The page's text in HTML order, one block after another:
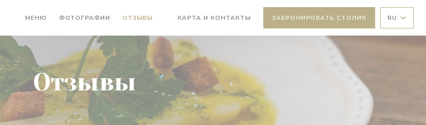
МЕНЮ ФОТОГРАФИИ ОТЗЫВЫ КАРТА И КОНТАКТЫ ЗАБРОНИРОВАТЬ СТОЛИК RU
Отзывы